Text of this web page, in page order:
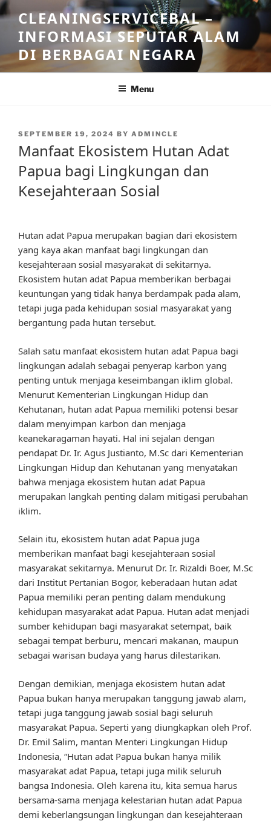
Skip
to
content
CLEANINGSERVICEBAL –
INFORMASI SEPUTAR ALAM
DI BERBAGAI NEGARA
Menu
POSTED
SEPTEMBER 19, 2024 BY ADMINCLE
Manfaat Ekosistem Hutan Adat
Papua bagi Lingkungan dan
Kesejahteraan Sosial
Hutan adat Papua merupakan bagian dari ekosistem
yang kaya akan manfaat bagi lingkungan dan
kesejahteraan sosial masyarakat di sekitarnya.
Ekosistem hutan adat Papua memberikan berbagai
keuntungan yang tidak hanya berdampak pada alam,
tetapi juga pada kehidupan sosial masyarakat yang
bergantung pada hutan tersebut.
Salah satu manfaat ekosistem hutan adat Papua bagi
lingkungan adalah sebagai penyerap karbon yang
penting untuk menjaga keseimbangan iklim global.
Menurut Kementerian Lingkungan Hidup dan
Kehutanan, hutan adat Papua memiliki potensi besar
dalam menyimpan karbon dan menjaga
keanekaragaman hayati. Hal ini sejalan dengan
pendapat Dr. Ir. Agus Justianto, M.Sc dari Kementerian
Lingkungan Hidup dan Kehutanan yang menyatakan
bahwa menjaga ekosistem hutan adat Papua
merupakan langkah penting dalam mitigasi perubahan
iklim.
Selain itu, ekosistem hutan adat Papua juga
memberikan manfaat bagi kesejahteraan sosial
masyarakat sekitarnya. Menurut Dr. Ir. Rizaldi Boer, M.Sc
dari Institut Pertanian Bogor, keberadaan hutan adat
Papua memiliki peran penting dalam mendukung
kehidupan masyarakat adat Papua. Hutan adat menjadi
sumber kehidupan bagi masyarakat setempat, baik
sebagai tempat berburu, mencari makanan, maupun
sebagai warisan budaya yang harus dilestarikan.
Dengan demikian, menjaga ekosistem hutan adat
Papua bukan hanya merupakan tanggung jawab alam,
tetapi juga tanggung jawab sosial bagi seluruh
masyarakat Papua. Seperti yang diungkapkan oleh Prof.
Dr. Emil Salim, mantan Menteri Lingkungan Hidup
Indonesia, “Hutan adat Papua bukan hanya milik
masyarakat adat Papua, tetapi juga milik seluruh
bangsa Indonesia. Oleh karena itu, kita semua harus
bersama-sama menjaga kelestarian hutan adat Papua
demi keberlangsungan lingkungan dan kesejahteraan